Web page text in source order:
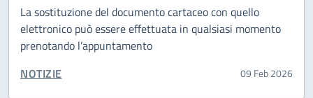
La sostituzione del documento cartaceo con quello
elettronico può essere effettuata in qualsiasi momento
prenotando l’appuntamento
CATEGORIA CORRELATA:
NOTIZIE 09 Feb 2026